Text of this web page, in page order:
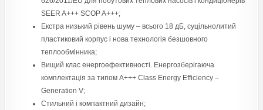
SEER A+++ SCOP A+++;
Екстра низький рівень шуму – всього 18 дБ, суцільнолитий
пластиковий корпус і нова технологія безшовного
теплообмінника;
Вищий клас енергоефективності. Енергозберігаюча
комплектація за типом A+++ Class Energy Efficiency –
Generation V;
Стильний і компактний дизайн;